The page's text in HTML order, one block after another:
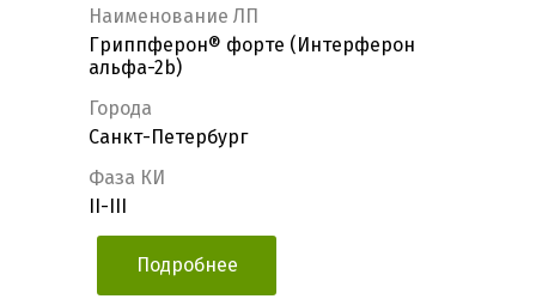
Наименование ЛП
Гриппферон® форте (Интерферон
альфа-2b)
Города
Санкт-Петербург
Фаза КИ
II-III
Подробнее